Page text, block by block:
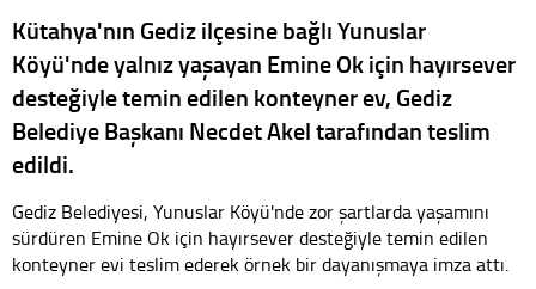
Kütahya'nın Gediz ilçesine bağlı Yunuslar
Köyü'nde yalnız yaşayan Emine Ok için hayırsever
desteğiyle temin edilen konteyner ev, Gediz
Belediye Başkanı Necdet Akel tarafından teslim
edildi.
Gediz Belediyesi, Yunuslar Köyü'nde zor şartlarda yaşamını
sürdüren Emine Ok için hayırsever desteğiyle temin edilen
konteyner evi teslim ederek örnek bir dayanışmaya imza attı.